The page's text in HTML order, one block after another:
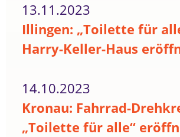
13.11.2023
Illingen: „Toilette für
Harry-Keller-Haus
14.10.2023
Kronau: Fahrrad-
„Toilette für alle“